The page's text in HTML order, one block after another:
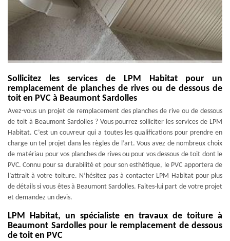
Sollicitez les services de LPM Habitat pour un
remplacement de planches de rives ou de dessous de
toit en PVC à Beaumont Sardolles
Avez-vous un projet de remplacement des planches de rive ou de dessous
de toit à Beaumont Sardolles ? Vous pourrez solliciter les services de LPM
Habitat. C’est un couvreur qui a toutes les qualifications pour prendre en
charge un tel projet dans les règles de l’art. Vous avez de nombreux choix
de matériau pour vos planches de rives ou pour vos dessous de toit dont le
PVC. Connu pour sa durabilité et pour son esthétique, le PVC apportera de
l’attrait à votre toiture. N’hésitez pas à contacter LPM Habitat pour plus
de détails si vous êtes à Beaumont Sardolles. Faites-lui part de votre projet
et demandez un devis.
LPM Habitat, un spécialiste en travaux de toiture à
Beaumont Sardolles pour le remplacement de dessous
de toit en PVC